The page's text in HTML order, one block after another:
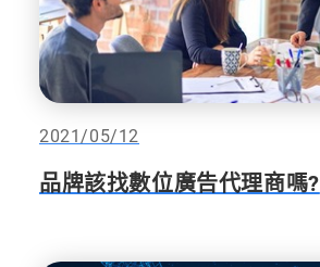
2021/05/12
品牌該找數位廣告代理商嗎?